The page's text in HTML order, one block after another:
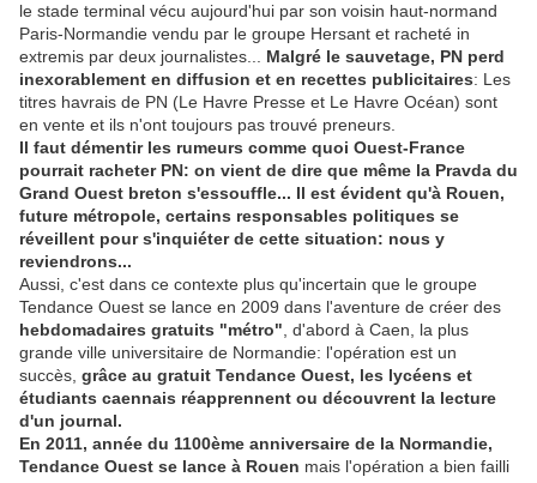
le stade terminal vécu aujourd'hui par son voisin haut-normand
Paris-Normandie vendu par le groupe Hersant et racheté in
extremis par deux journalistes... Malgré le sauvetage, PN perd
inexorablement en diffusion et en recettes publicitaires: Les
titres havrais de PN (Le Havre Presse et Le Havre Océan) sont
en vente et ils n'ont toujours pas trouvé preneurs.
Il faut démentir les rumeurs comme quoi Ouest-France
pourrait racheter PN: on vient de dire que même la Pravda du
Grand Ouest breton s'essouffle... Il est évident qu'à Rouen,
future métropole, certains responsables politiques se
réveillent pour s'inquiéter de cette situation: nous y
reviendrons...
Aussi, c'est dans ce contexte plus qu'incertain que le groupe
Tendance Ouest se lance en 2009 dans l'aventure de créer des
hebdomadaires gratuits "métro" , d'abord à Caen, la plus
grande ville universitaire de Normandie: l'opération est un
succès, grâce au gratuit Tendance Ouest, les lycéens et
étudiants caennais réapprennent ou découvrent la lecture
d'un journal.
En 2011, année du 1100ème anniversaire de la Normandie,
Tendance Ouest se lance à Rouen mais l'opération a bien failli